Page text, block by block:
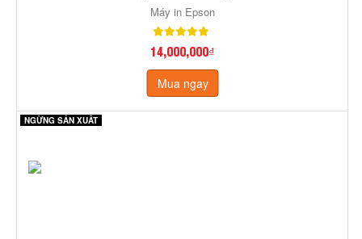
Máy in Epson
14,000,000₫
Mua ngay
NGỪNG SẢN XUẤT